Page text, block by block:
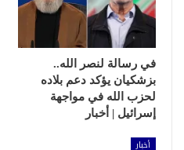
في رسالة لنصر الله..
بزشكيان يؤكد دعم بلاده
لحزب الله في مواجهة
إسرائيل | أخبار
أخبار